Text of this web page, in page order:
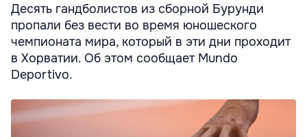
Десять гандболистов из сборной Бурунди
пропали без вести во время юношеского
чемпионата мира, который в эти дни проходит
в Хорватии. Об этом сообщает Mundo
Deportivo.